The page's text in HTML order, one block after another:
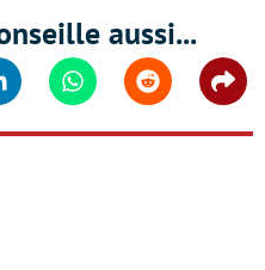
aussi...
WhatsappReddit